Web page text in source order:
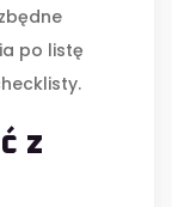
po listę
z